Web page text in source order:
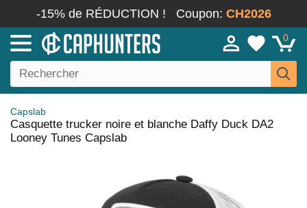
-15% de RÉDUCTION ! Coupon: CH2026
0
Capslab
Casquette trucker noire et blanche Daffy Duck DA2
Looney Tunes Capslab